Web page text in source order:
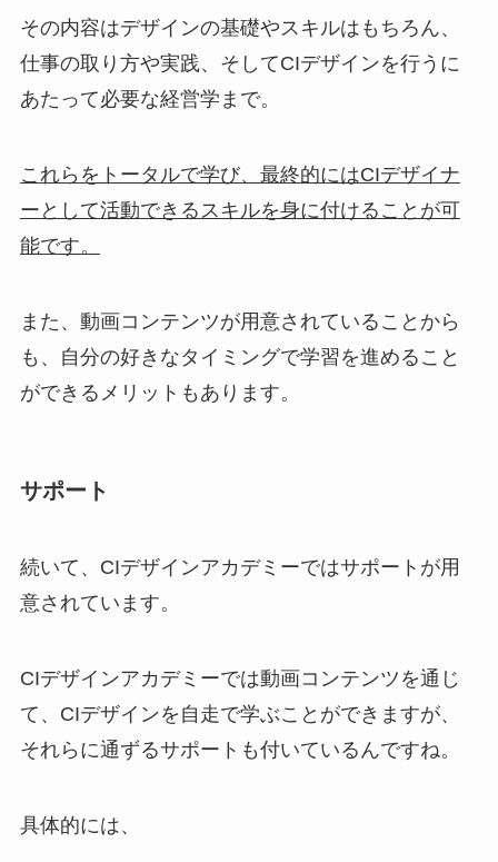
その内容はデザインの基礎やスキルはもちろん、
仕事の取り方や実践、そしてCIデザインを行うに
あたって必要な経営学まで。
これらをトータルで学び、最終的にはCIデザイナ
ーとして活動できるスキルを身に付けることが可
能です。
また、動画コンテンツが用意されていることから
も、自分の好きなタイミングで学習を進めること
ができるメリットもあります。
サポート
続いて、CIデザインアカデミーではサポートが用
意されています。
CIデザインアカデミーでは動画コンテンツを通じ
て、CIデザインを自走で学ぶことができますが、
それらに通ずるサポートも付いているんですね。
具体的には、